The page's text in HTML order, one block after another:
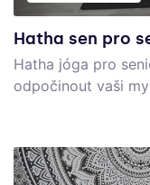
Hatha sen pro
Hatha jóga pro
odpočinout vaši